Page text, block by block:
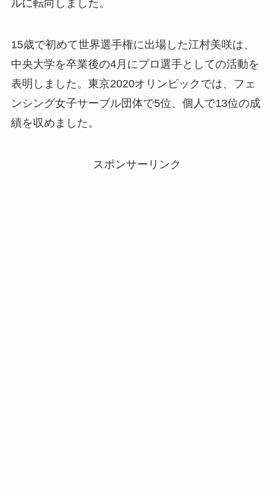
ルに転向しました。
15歳で初めて世界選手権に出場した江村美咲は、
中央大学を卒業後の4月にプロ選手としての活動を
表明しました。東京2020オリンピックでは、フェ
ンシング女子サーブル団体で5位、個人で13位の成
績を収めました。
スポンサーリンク